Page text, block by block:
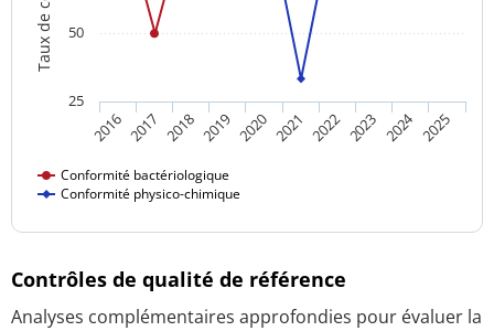
Conformité bactériologique
Conformité physico-chimique
2016 2017 2018 2019 2020 2021 2022 2023 2024 2025
25
50
Contrôles de qualité de référence
Analyses complémentaires approfondies pour évaluer la